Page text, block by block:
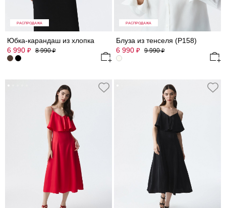
РАСПРОДАЖА
Юбка-карандаш из хлопка
6 990 ₽ 8 990₽
РАСПРОДАЖА
Блуза из тенселя (Р158)
6 990 ₽ 9 990₽